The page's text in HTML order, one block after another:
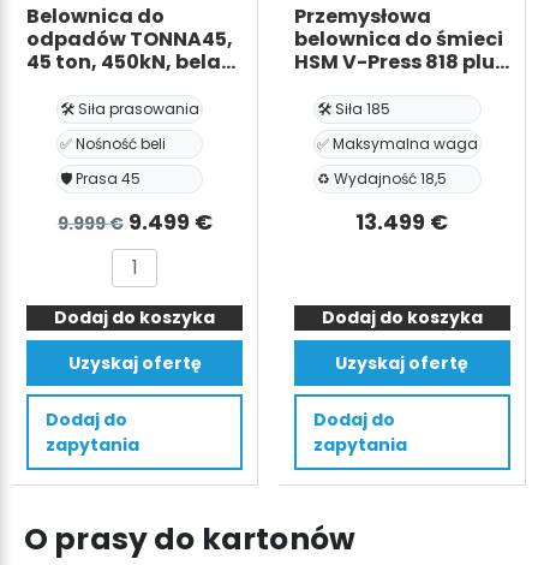
Belownica do
odpadów TONNA45,
45 ton, 450kN, bela
🛠️ Siła prasowania
✅ Nośność beli
🛡️ Prasa 45
9.999€ Pierwotna
cena
wynosiła:
9.999 €.
9.499 €Aktualna
9.499 €.
ilość
Belownica
do
odpadów
TONNA45,
45
ton,
450kN,
bela
kg
Dodaj do koszyka
Uzyskaj ofertę
Dodaj do
zapytania
Przemysłowa
belownica do śmieci
HSM V-Press 818 plus
200kg
🛠️ Siła 185
✅ Maksymalna waga
♻️ Wydajność 18,5
13.499 €
belownica
do
śmieci
HSM
V-
Press
818
Dodaj do koszyka
Uzyskaj ofertę
Dodaj do
zapytania
O prasy do kartonów